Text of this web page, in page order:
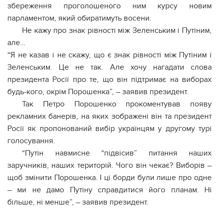
збереження проголошеного ним курсу новим
парламентом, який обиратимуть восени.
Не кажу про знак рівності між Зеленським і Путіним,
але…
“Я не казав і не скажу, що є знак рівності між Путіним і
Зеленським. Це не так. Але хочу нагадати слова
президента Росії про те, що він підтримає на виборах
будь-кого, окрім Порошенка”, – заявив президент.
Так Петро Порошенко прокоментував появу
рекламних банерів, на яких зображені він та президент
Росії як пропонований вибір українцям у другому турі
голосування.
“Путін навмисне “підвісив” питання наших
заручників, наших територій. Чого він чекає? Виборів –
щоб змінити Порошенка. І ці борди були лише про одне
– ми не дамо Путіну справдитися його планам. Ні
більше, ні менше”, – заявив президент.